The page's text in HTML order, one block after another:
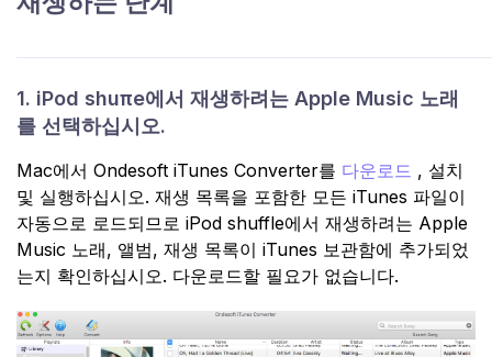
1. iPod shuπe에서 재생하려는 Apple Music 노래
를 선택하십시오.
Mac에서 Ondesoft iTunes Converter를 다운로드 , 설치
및 실행하십시오. 재생 목록을 포함한 모든 iTunes 파일이
자동으로 로드되므로 iPod shuffle에서 재생하려는 Apple
Music 노래, 앨범, 재생 목록이 iTunes 보관함에 추가되었
는지 확인하십시오. 다운로드할 필요가 없습니다.